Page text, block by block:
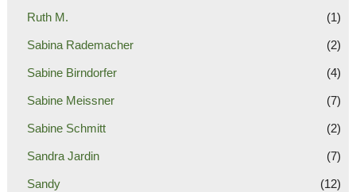
Ruth M. (1)
Sabina Rademacher (2)
Sabine Birndorfer (4)
Sabine Meissner (7)
Sabine Schmitt (2)
Sandra Jardin (7)
Sandy (12)